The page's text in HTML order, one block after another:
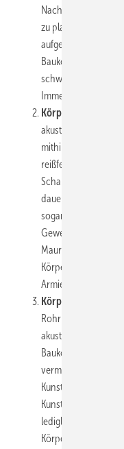
Nachbarwohnung
zu planen. In den
aufgezeigt. Die
Baukörpers
schwere Werkstoffe
Immer davon
akustische
mithilfe
reißfesten
dauerhaft
sogar unabhängig
Gewerke (z. B.
Maurer) arbeiten.
Armierungen (
Rohrleitungen der
akustische
Baukörper und
vermieden werden.
Kunststoffrohren:
Kunststoff, auch
lediglich den